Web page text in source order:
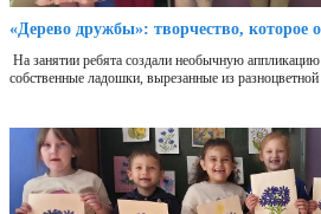
«Дерево дружбы»: творчество, которое
На занятии ребята создали необычную
собственные ладошки, вырезанные из